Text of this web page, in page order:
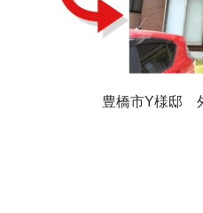
豊橋市Y様邸 外